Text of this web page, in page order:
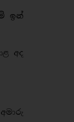
ඉන්
අද